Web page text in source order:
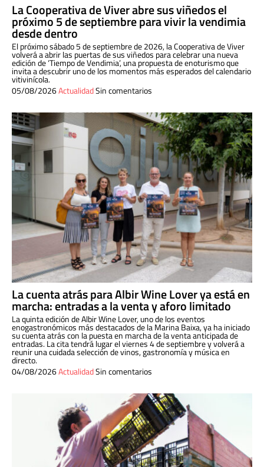
La Cooperativa de Viver abre sus viñedos el
próximo 5 de septiembre para vivir la vendimia
desde dentro
El próximo sábado 5 de septiembre de 2026, la Cooperativa de Viver
volverá a abrir las puertas de sus viñedos para celebrar una nueva
edición de ‘Tiempo de Vendimia’, una propuesta de enoturismo que
invita a descubrir uno de los momentos más esperados del calendario
vitivinícola.
05/08/2026ActualidadSin comentarios
La cuenta atrás para Albir Wine Lover ya está en
marcha: entradas a la venta y aforo limitado
La quinta edición de Albir Wine Lover, uno de los eventos
enogastronómicos más destacados de la Marina Baixa, ya ha iniciado
su cuenta atrás con la puesta en marcha de la venta anticipada de
entradas. La cita tendrá lugar el viernes 4 de septiembre y volverá a
reunir una cuidada selección de vinos, gastronomía y música en
directo.
04/08/2026ActualidadSin comentarios